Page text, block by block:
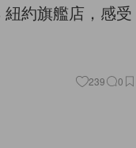
約旗艦店，感受
239 0